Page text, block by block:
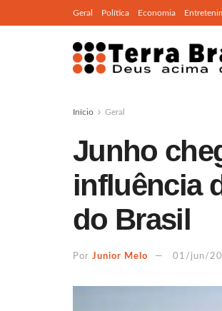
Geral Política Economia
Início Geral
Junho
influência
do Brasil
Por Junior Melo 01/jun/